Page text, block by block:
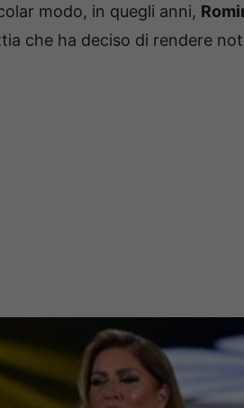
modo, in quegli anni,
che ha deciso di rendere